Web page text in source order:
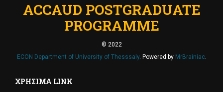
ACCAUD POSTGRADUATE
PROGRAMME
© 2022
ECON Department of University of Thesssaly. Powered by MrBrainiac.
ΧΡΉΣΙΜΑ LINK